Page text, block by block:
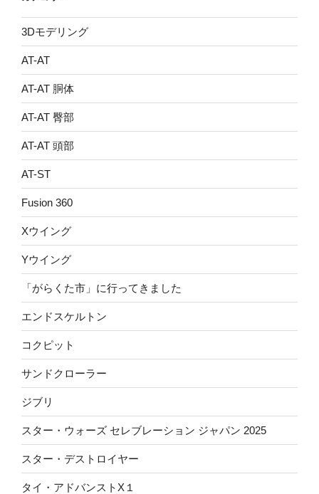
3Dモデリング
AT-AT
AT-AT 胴体
AT-AT 臀部
AT-AT 頭部
AT-ST
Fusion 360
Xウイング
Yウイング
「がらくた市」に行ってきました
エンドスケルトン
コクピット
サンドクローラー
ジブリ
スター・ウォーズ セレブレーション ジャパン 2025
スター・デストロイヤー
タイ・アドバンストX１